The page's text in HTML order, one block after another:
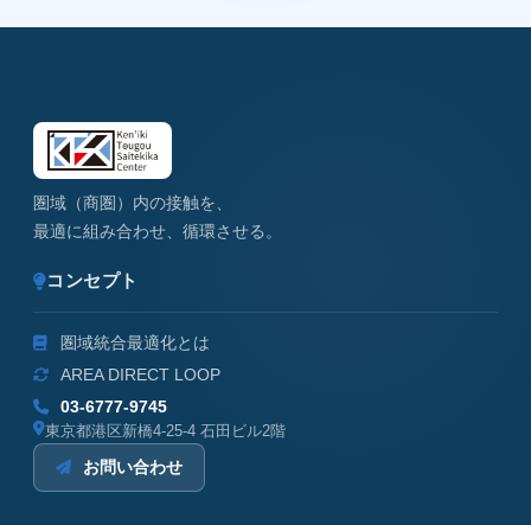
圏域（商圏）内の接触を、
最適に組み合わせ、循環させる。
コンセプト
圏域統合最適化とは
AREA DIRECT LOOP
03-6777-9745
東京都港区新橋4-25-4 石田ビル2階
お問い合わせ